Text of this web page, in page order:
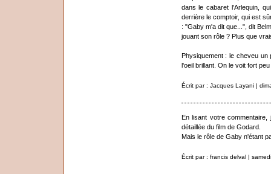
dans le cabaret l'Arlequin,
derrière le comptoir, qui est
: "Gaby m'a dit que...", dit
jouant son rôle ? Plus que
Physiquement : le cheveu un
l'oeil brillant. On le voit fort
Écrit par : Jacques Layani |
En lisant votre
détaillée du film de Godard.
Mais le rôle de Gaby n'étant
Écrit par : francis delval |